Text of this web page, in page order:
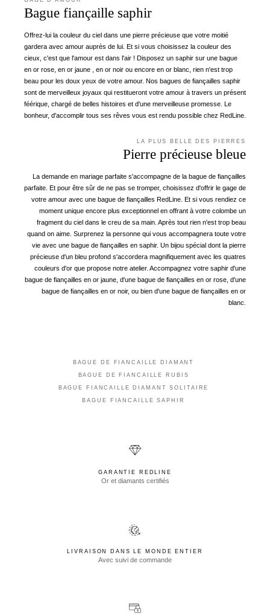
Bague fiançaille saphir
Offrez-lui la couleur du ciel dans une pierre précieuse que votre moitié
gardera avec amour auprès de lui. Et si vous choisissez la couleur des
cieux, c'est que l'amour est dans l'air ! Disposez un saphir sur une bague
en or rose, en or jaune , en or noir ou encore en or blanc, rien n'est trop
beau pour les doux yeux de votre amour. Nos bagues de fiançailles saphir
sont de merveilleux joyaux qui restitueront votre amour à travers un présent
féérique, chargé de belles histoires et d'une merveilleuse promesse. Le
bonheur, d'accomplir tous ses rêves vous est rendu possible chez RedLine.
LA PLUS BELLE DES PIERRES
Pierre précieuse bleue
La demande en mariage parfaite s'accompagne de la bague de fiançailles
parfaite. Et pour être sûr de ne pas se tromper, choisissez d'offrir le gage de
votre amour avec une bague de fiançailles RedLine. Et si vous rendiez ce
moment unique encore plus exceptionnel en offrant à votre colombe un
fragment du ciel dans le creu de sa main. Après tout rien n'est trop beau
quand on aime. Surprenez la personne qui vous accompagnera toute votre
vie avec une bague de fiançailles en saphir. Un bijou spécial dont la pierre
précieuse d'un bleu profond s'accordera magnifiquement avec les quatres
couleurs d'or que propose notre atelier. Accompagnez votre saphir d'une
bague de fiançailles en or jaune, d'une bague de fiançailles en or rose, d'une
bague de fiançailles en or noir, ou bien d'une bague de fiançailles en or
blanc.
BAGUE DE FIANCAILLE DIAMANT
BAGUE DE FIANCAILLE RUBIS
BAGUE FIANCAILLE DIAMANT SOLITAIRE
BAGUE FIANCAILLE SAPHIR
GARANTIE REDLINE
Or et diamants certifiés
LIVRAISON DANS LE MONDE ENTIER
Avec suivi de commande